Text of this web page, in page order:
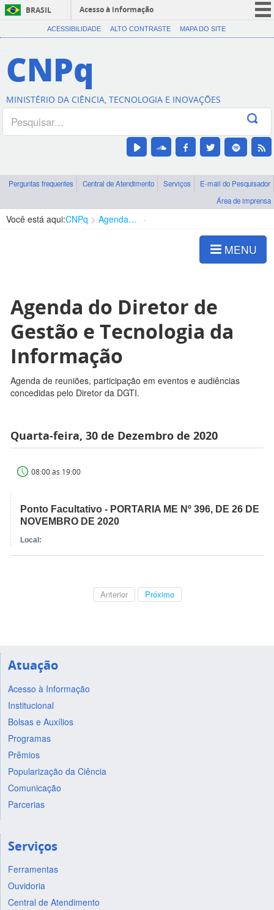
BRASIL
Acesso à informação
CORONAVÍRUS (COVID-19)
Canais
ACESSIBILIDADE ALTO CONTRASTE MAPA DO SITE
CNPq
MINISTÉRIO DA CIÊNCIA, TECNOLOGIA E INOVAÇÕES
Perguntas frequentes Central de Atendimento Serviços
E-mail do Pesquisador
Área de imprensa
Você está aqui:CNPq Agenda de autoridades
MENU
Agenda do Diretor de
Gestão e Tecnologia da
Informação
Agenda de reuniões, participação em eventos e audiências
concedidas pelo Diretor da DGTI.
Quarta-feira, 30 de Dezembro de 2020
08:00 às 19:00
Ponto Facultativo - PORTARIA ME Nº 396, DE 26 DE
NOVEMBRO DE 2020
Local:
Anterior Próximo
Atuação
Acesso à Informação
Institucional
Bolsas e Auxílios
Programas
Prêmios
Popularização da Ciência
Comunicação
Parcerias
Serviços
Ferramentas
Ouvidoria
Central de Atendimento